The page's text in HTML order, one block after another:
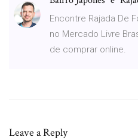
Encontre Rajada De
no Mercado Livre
de comprar online.
Leave a Reply